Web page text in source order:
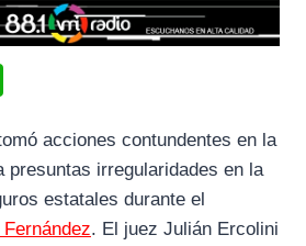
a
t
s
acciones contundentes en la
presuntas irregularidades en la
estatales durante el
. El juez Julián Ercolini